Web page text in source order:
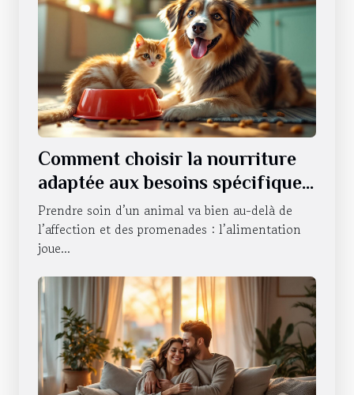
Comment choisir la nourriture
adaptée aux besoins spécifiques
de votre animal ?
Prendre soin d’un animal va bien au-delà de
l’affection et des promenades : l’alimentation
joue...